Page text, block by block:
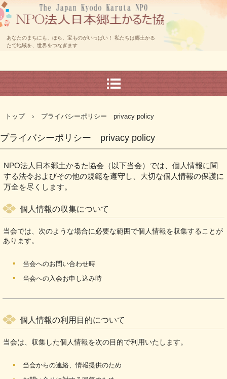
あなたのまちにも、ほら、宝ものがいっぱい！ 私たちは郷土かる
たで地域を、世界をつなぎます
トップ › プライバシーポリシー privacy policy
プライバシーポリシー privacy policy
NPO法人日本郷土かるた協会（以下当会）では、個人情報に関
する法令およびその他の規範を遵守し、大切な個人情報の保護に
万全を尽くします。
個人情報の収集について
当会では、次のような場合に必要な範囲で個人情報を収集することが
あります。
当会へのお問い合わせ時
当会への入会お申し込み時
個人情報の利用目的について
当会は、収集した個人情報を次の目的で利用いたします。
当会からの連絡、情報提供のため